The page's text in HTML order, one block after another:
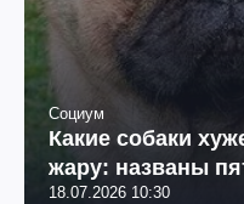
Социум
Какие собаки
жару: названы
18.07.2026 10:30